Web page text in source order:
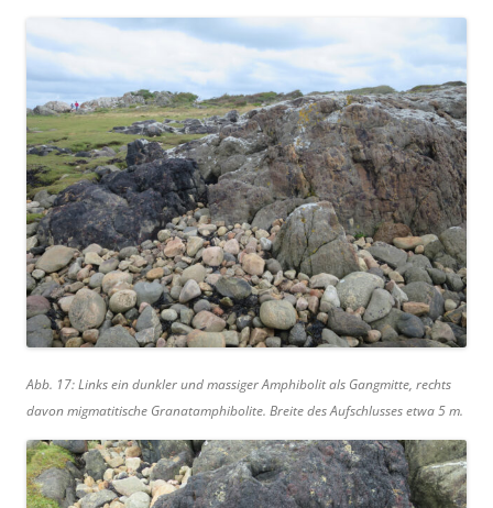
Abb. 17: Links ein dunkler und massiger Amphibolit als Gangmitte, rechts
davon migmatitische Granatamphibolite. Breite des Aufschlusses etwa 5 m.